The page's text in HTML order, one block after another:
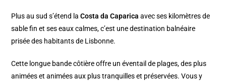
Plus au sud s’étend laCosta da Caparica avec ses kilomètres de
sable fin et ses eaux calmes, c’est une destination balnéaire
prisée des habitants de Lisbonne.
Cette longue bande côtière offre un éventail de plages, des plus
animées et animées aux plus tranquilles et préservées. Vous y